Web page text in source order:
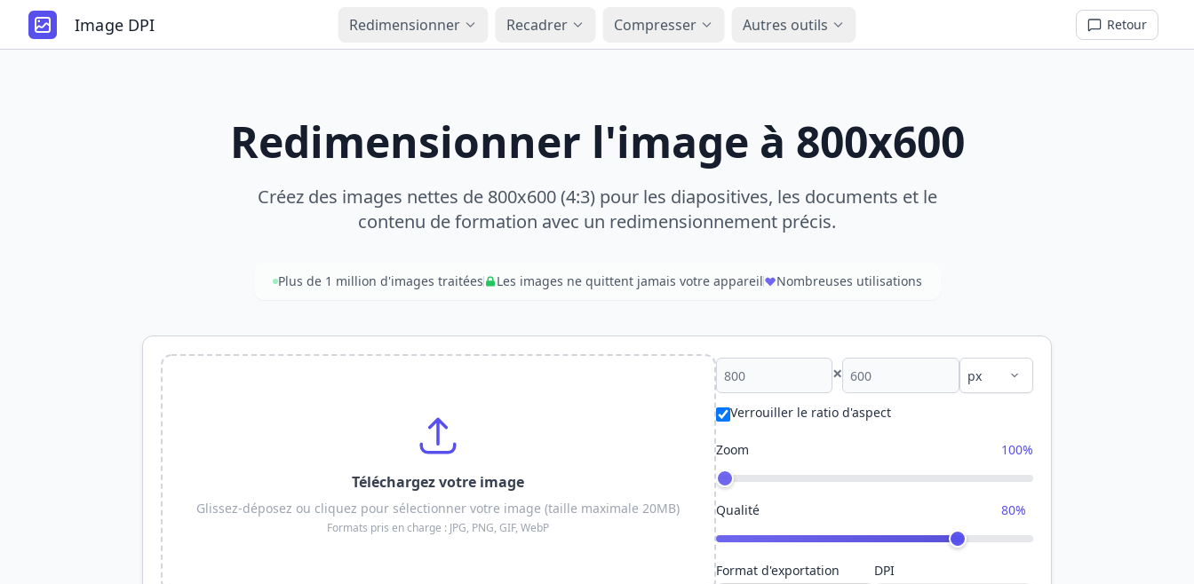
Image DPI Redimensionner Recadrer Compresser Autres outils Retour
Redimensionner l'image à 800x600
Créez des images nettes de 800x600 (4:3) pour les diapositives, les documents et le
contenu de formation avec un redimensionnement précis.
Plus de 1 million d'images traitées Les images ne quittent jamais votre appareil Nombreuses utilisations
Téléchargez votre image
Glissez-déposez ou cliquez pour sélectionner votre image (taille maximale 20MB)
Formats pris en charge : JPG, PNG, GIF, WebP
×
Verrouiller le ratio d'aspect
Zoom 100%
Qualité 80%
Format d'exportation DPI